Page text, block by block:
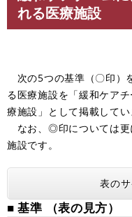
れる医療施設
次の5つの基準（〇印）
る医療施設を「緩和ケア
療施設」として掲載してい
なお、◎印については更
施設です。
表の
■ 基準 （表の見方）